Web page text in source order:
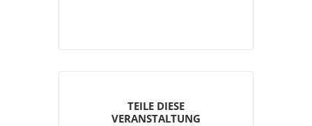
TEILE DIESE
VERANSTALTUNG